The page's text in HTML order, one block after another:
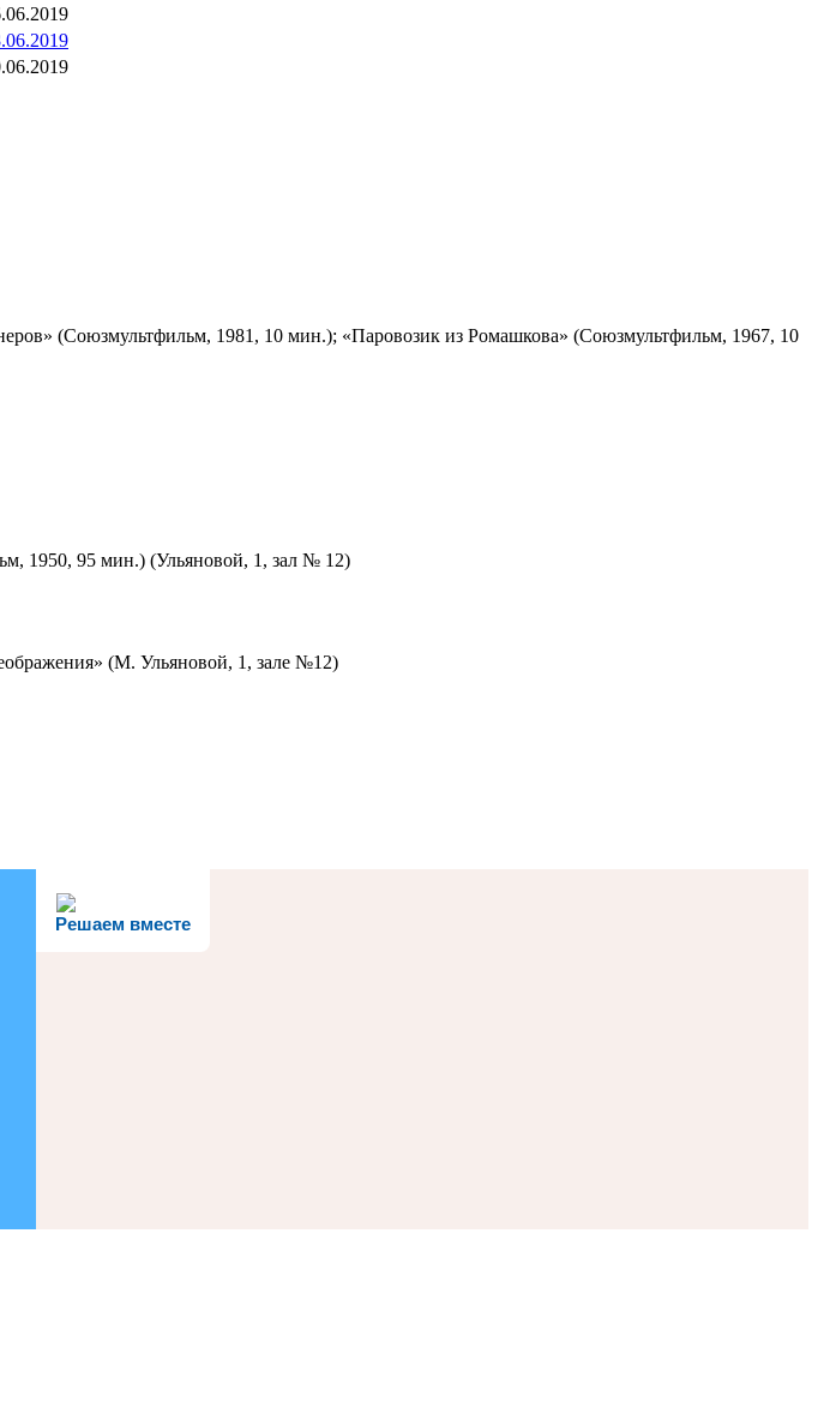
(Союзмультфильм, 1981, 10 мин.); «Паровозик из Ромашкова» (Союзмультфильм, 1967, 10
1950, 95 мин.) (Ульяновой, 1, зал № 12)
(М. Ульяновой, 1, зале №12)
Решаем вместе